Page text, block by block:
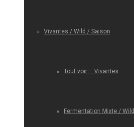
Vivantes / Wild / Saison
Tout voir – Vivantes
Fermentation Mixte / Wild